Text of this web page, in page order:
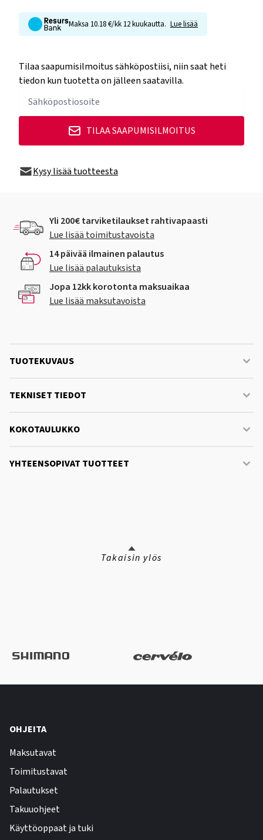
Maksa 10.18 €/kk 12 kuukautta. Lue lisää
Tilaa saapumisilmoitus sähköpostiisi, niin saat heti
tiedon kun tuotetta on jälleen saatavilla.
TILAA SAAPUMISILMOITUS
Kysy lisää tuotteesta
Yli 200€ tarviketilaukset rahtivapaasti
Lue lisää toimitustavoista
14 päivää ilmainen palautus
Lue lisää palautuksista
Jopa 12kk korotonta maksuaikaa
Lue lisää maksutavoista
TUOTEKUVAUS
TEKNISET TIEDOT
KOKOTAULUKKO
YHTEENSOPIVAT TUOTTEET
Takaisin ylös
OHJEITA
Maksutavat
Toimitustavat
Palautukset
Takuuohjeet
Käyttöoppaat ja tuki